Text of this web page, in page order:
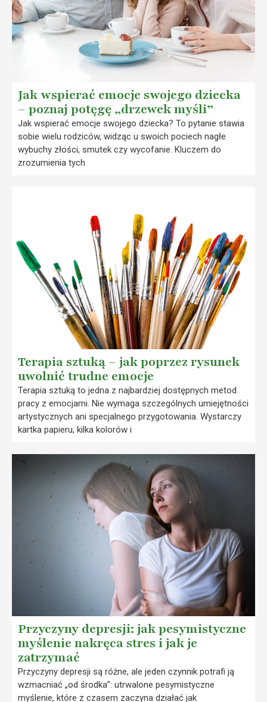
Jak wspierać emocje swojego dziecka
– poznaj potęgę „drzewek myśli”
Jak wspierać emocje swojego dziecka? To pytanie stawia
sobie wielu rodziców, widząc u swoich pociech nagłe
wybuchy złości, smutek czy wycofanie. Kluczem do
zrozumienia tych
Terapia sztuką – jak poprzez rysunek
uwolnić trudne emocje
Terapia sztuką to jedna z najbardziej dostępnych metod
pracy z emocjami. Nie wymaga szczególnych umiejętności
artystycznych ani specjalnego przygotowania. Wystarczy
kartka papieru, kilka kolorów i
Przyczyny depresji: jak pesymistyczne
myślenie nakręca stres i jak je
zatrzymać
Przyczyny depresji są różne, ale jeden czynnik potrafi ją
wzmacniać „od środka”: utrwalone pesymistyczne
myślenie, które z czasem zaczyna działać jak